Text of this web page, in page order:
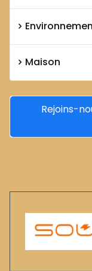
Maison
Rejoins-